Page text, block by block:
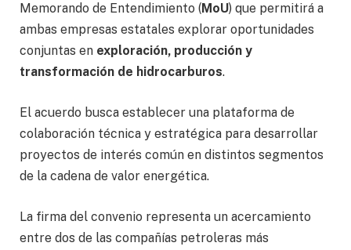
Memorando de Entendimiento (MoU) que permitirá a
ambas empresas estatales explorar oportunidades
conjuntas en exploración, producción y
transformación de hidrocarburos.
El acuerdo busca establecer una plataforma de
colaboración técnica y estratégica para desarrollar
proyectos de interés común en distintos segmentos
de la cadena de valor energética.
La firma del convenio representa un acercamiento
entre dos de las compañías petroleras más